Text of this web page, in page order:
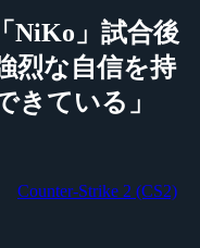
NiKo」試合後
烈な自信を持
きている」
Counter-Strike 2 (CS2)